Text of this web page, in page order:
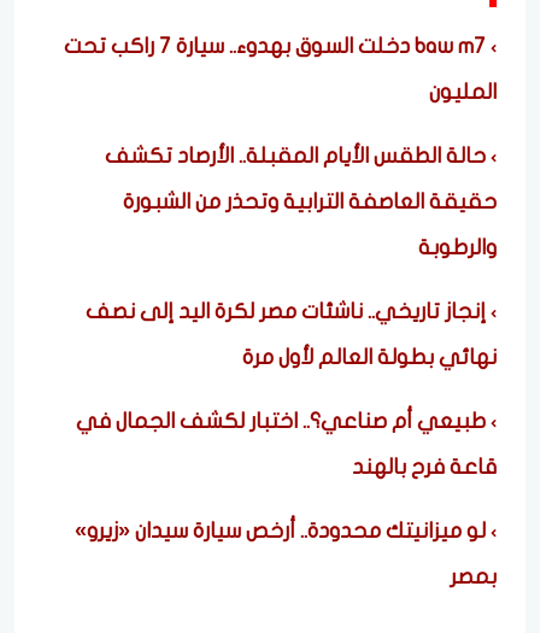
baw m7 دخلت السوق بهدوء.. سيارة 7 راكب تحت
المليون
حالة الطقس الأيام المقبلة.. الأرصاد تكشف
حقيقة العاصفة الترابية وتحذر من الشبورة
والرطوبة
إنجاز تاريخي.. ناشئات مصر لكرة اليد إلى نصف
نهائي بطولة العالم لأول مرة
طبيعي أم صناعي؟.. اختبار لكشف الجمال في
قاعة فرح بالهند
لو ميزانيتك محدودة.. أرخص سيارة سيدان «زيرو»
بمصر